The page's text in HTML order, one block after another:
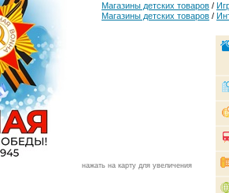
Магазины детских товаров /
Магазины детских товаров /
нажать на карту для увеличения